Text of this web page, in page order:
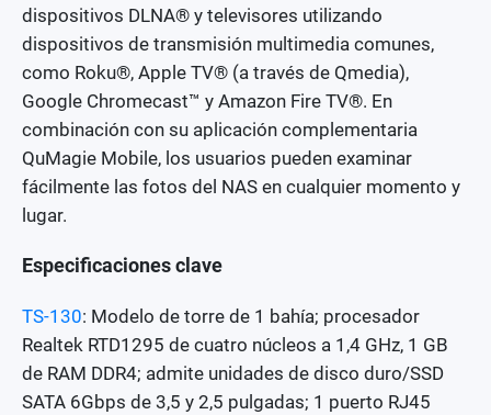
dispositivos DLNA® y televisores utilizando
dispositivos de transmisión multimedia comunes,
como Roku®, Apple TV® (a través de Qmedia),
Google Chromecast™ y Amazon Fire TV®. En
combinación con su aplicación complementaria
QuMagie Mobile, los usuarios pueden examinar
fácilmente las fotos del NAS en cualquier momento y
lugar.
Especificaciones clave
TS-130: Modelo de torre de 1 bahía; procesador
Realtek RTD1295 de cuatro núcleos a 1,4 GHz, 1 GB
de RAM DDR4; admite unidades de disco duro/SSD
SATA 6Gbps de 3,5 y 2,5 pulgadas; 1 puerto RJ45